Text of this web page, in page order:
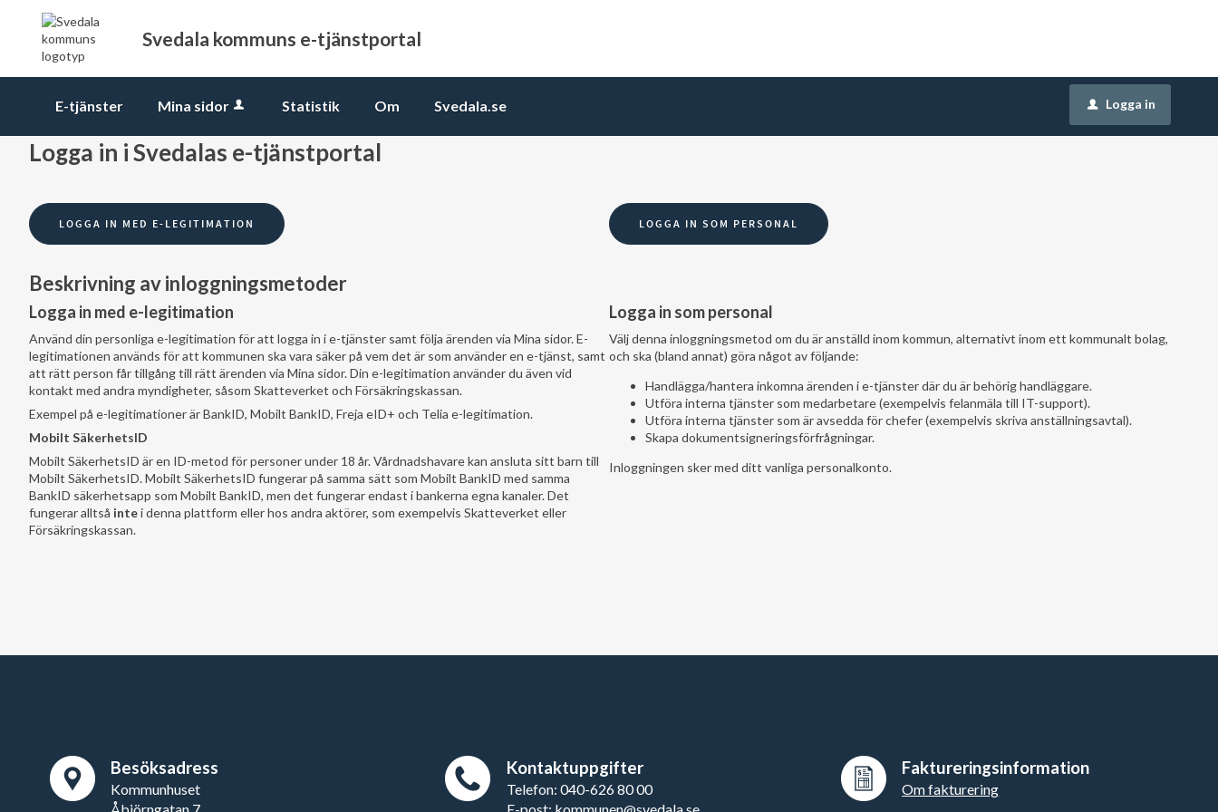
Svedala kommuns e-tjänstportal
E-tjänster Mina sidor Statistik Om Svedala.se u Logga in
Logga in i Svedalas e-tjänstportal
Beskrivning av inloggningsmetoder
Logga in med e-legitimation
Använd din personliga e-legitimation för att logga in i e-tjänster samt följa ärenden via Mina sidor. E-
legitimationen används för att kommunen ska vara säker på vem det är som använder en e-tjänst, samt
att rätt person får tillgång till rätt ärenden via Mina sidor. Din e-legitimation använder du även vid
kontakt med andra myndigheter, såsom Skatteverket och Försäkringskassan.
Exempel på e-legitimationer är BankID, Mobilt BankID, Freja eID+ och Telia e-legitimation.
Mobilt SäkerhetsID
Mobilt SäkerhetsID är en ID-metod för personer under 18 år. Vårdnadshavare kan ansluta sitt barn till
Mobilt SäkerhetsID. Mobilt SäkerhetsID fungerar på samma sätt som Mobilt BankID med samma
BankID säkerhetsapp som Mobilt BankID, men det fungerar endast i bankerna egna kanaler. Det
fungerar alltså intei denna plattform eller hos andra aktörer, som exempelvis Skatteverket eller
Försäkringskassan.
Logga in som personal
Välj denna inloggningsmetod om du är anställd inom kommun, alternativt inom ett kommunalt bolag,
och ska (bland annat) göra något av följande:
Handlägga/hantera inkomna ärenden i e-tjänster där du är behörig handläggare.
Utföra interna tjänster som medarbetare (exempelvis felanmäla till IT-support).
Utföra interna tjänster som är avsedda för chefer (exempelvis skriva anställningsavtal).
Skapa dokumentsigneringsförfrågningar.
Inloggningen sker med ditt vanliga personalkonto.
Besöksadress
Kommunhuset
Kontaktuppgifter
Telefon: 040-626 80 00
Faktureringsinformation
Om fakturering